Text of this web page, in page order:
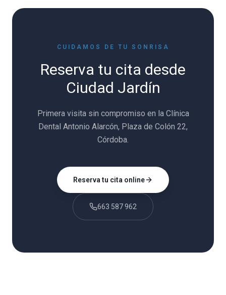
CUIDAMOS DE TU SONRISA
Reserva tu cita desde
Ciudad Jardín
Primera visita sin compromiso en la Clínica
Dental Antonio Alarcón, Plaza de Colón 22,
Córdoba.
Reserva tu cita online
663 587 962